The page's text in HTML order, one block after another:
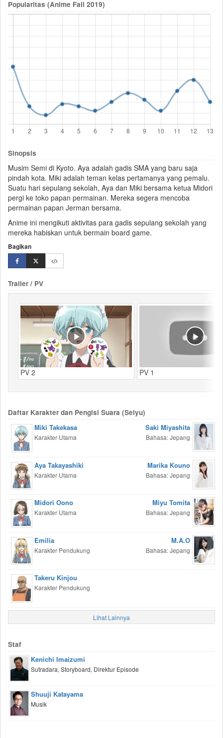
Popularitas (Anime Fall 2019)
Sinopsis
Musim Semi di Kyoto. Aya adalah gadis SMA yang baru saja
pindah kota. Miki adalah teman kelas pertamanya yang pemalu.
Suatu hari sepulang sekolah, Aya dan Miki bersama ketua Midori
pergi ke toko papan permainan. Mereka segera mencoba
permainan papan Jerman bersama.
Anime ini mengikuti aktivitas para gadis sepulang sekolah yang
mereka habiskan untuk bermain board game.
Bagikan
Trailer / PV
PV 2 PV 1
Daftar Karakter dan Pengisi Suara (Seiyu)
Miki Takekasa
Karakter Utama
Saki Miyashita
Bahasa: Jepang
Aya Takayashiki
Karakter Utama
Marika Kouno
Bahasa: Jepang
Midori Oono
Karakter Utama
Miyu Tomita
Bahasa: Jepang
Emilia
Karakter Pendukung
M.A.O
Bahasa: Jepang
Takeru Kinjou
Karakter Pendukung
Lihat Lainnya
Staf
Kenichi Imaizumi
Sutradara, Storyboard, Direktur Episode
Shuuji Katayama
Musik